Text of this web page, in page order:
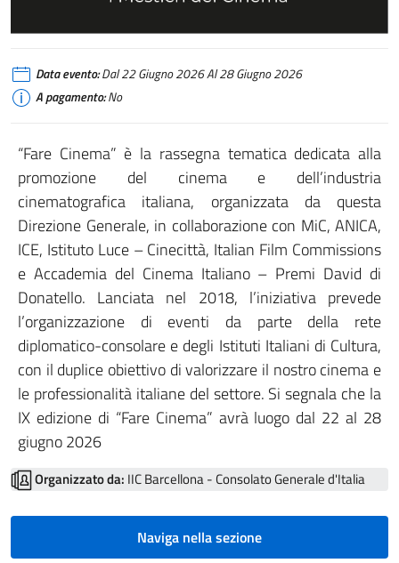
Data evento:Dal 22 Giugno 2026 Al 28 Giugno 2026
A pagamento:No
“Fare Cinema” è la rassegna tematica dedicata alla
promozione del cinema e dell’industria
cinematografica italiana, organizzata da questa
Direzione Generale, in collaborazione con MiC, ANICA,
ICE, Istituto Luce – Cinecittà, Italian Film Commissions
e Accademia del Cinema Italiano – Premi David di
Donatello. Lanciata nel 2018, l’iniziativa prevede
l’organizzazione di eventi da parte della rete
diplomatico-consolare e degli Istituti Italiani di Cultura,
con il duplice obiettivo di valorizzare il nostro cinema e
le professionalità italiane del settore. Si segnala che la
IX edizione di “Fare Cinema” avrà luogo dal 22 al 28
giugno 2026
Organizzato da: IIC Barcellona - Consolato Generale d'Italia
Naviga nella sezione